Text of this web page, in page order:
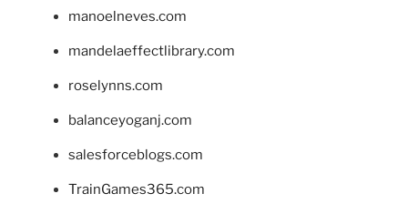
manoelneves.com
mandelaeffectlibrary.com
roselynns.com
balanceyoganj.com
salesforceblogs.com
TrainGames365.com